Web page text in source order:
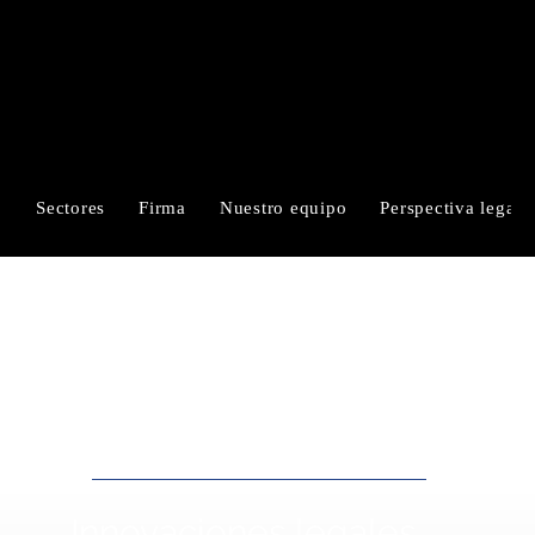
Sectores Firma Nuestro equipo Perspectiva legal